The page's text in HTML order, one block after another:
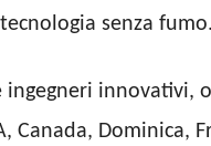
senza
ingegneri innovativi,
Canada, Dominica,